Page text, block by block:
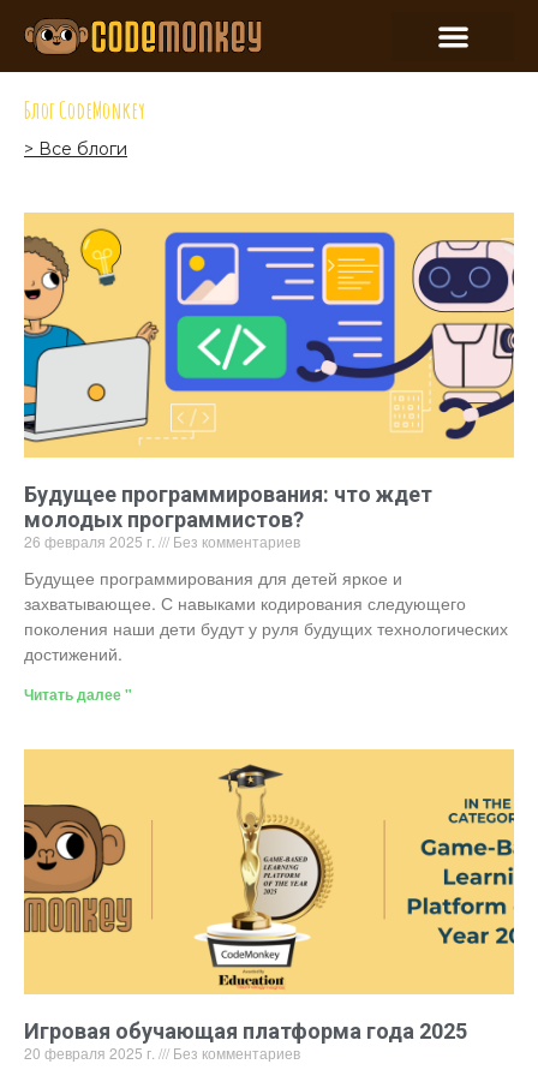
Блог CodeMonkey
> Все блоги
Будущее программирования: что ждет
молодых программистов?
26 февраля 2025 г. Без комментариев
Будущее программирования для детей яркое и
захватывающее. С навыками кодирования следующего
поколения наши дети будут у руля будущих технологических
достижений.
Читать далее "
Игровая обучающая платформа года 2025
20 февраля 2025 г. Без комментариев